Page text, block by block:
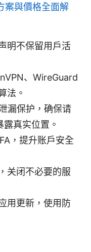
案與價格全面解
明不保留用户活
、WireGuard
法。
漏保护，确保请
真实位置。
，提升账户安全
关闭不必要的服
用更新，使用防